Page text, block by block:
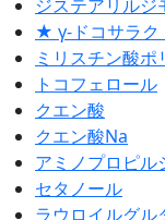
ジステアリルジ
★ γ-ドコサラク
ミリスチン酸
トコフェロール
クエン酸
クエン酸Na
アミノプロピル
セタノール
ラウロイルグ